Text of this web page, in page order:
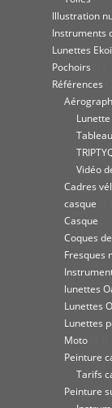
Illustration
Instruments
Lunettes
Pochoirs
Références
Vidéo
Cadres
casque
Casque
Coques
Fresques
lunettes
Lunettes
Lunettes
Moto
Peinture
Tarifs
Peinture